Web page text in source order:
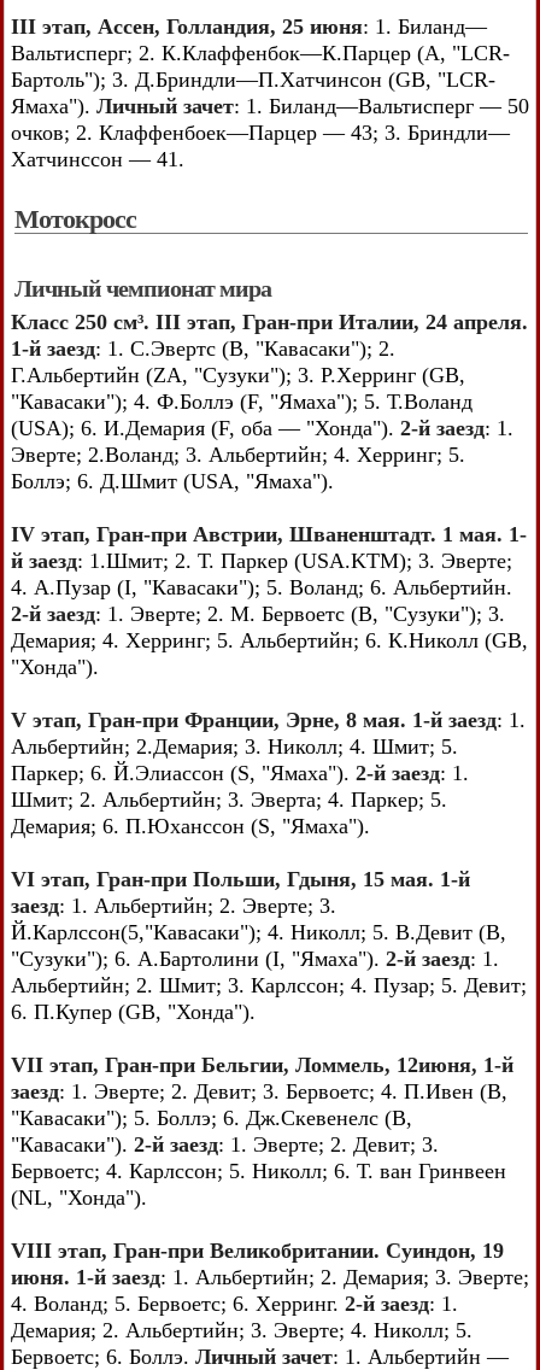
III этап, Ассен, Голландия, 25 июня: 1. Биланд—
Вальтисперг; 2. К.Клаффенбок—К.Парцер (А, "LCR-
Бартоль"); 3. Д.Бриндли—П.Хатчинсон (GB, "LCR-
Ямаха"). Личный зачет: 1. Биланд—Вальтисперг — 50
очков; 2. Клаффенбоек—Парцер — 43; 3. Бриндли—
Хатчинссон — 41.
Мотокросс
Личный чемпионат мира
Класс 250 см³. III этап, Гран-при Италии, 24 апреля.
1-й заезд: 1. С.Эвертс (В, "Кавасаки"); 2.
Г.Альбертийн (ZA, "Сузуки"); 3. Р.Херринг (GB,
"Кавасаки"); 4. Ф.Боллэ (F, "Ямаха"); 5. Т.Воланд
(USA); 6. И.Демария (F, оба — "Хонда"). 2-й заезд: 1.
Эверте; 2.Воланд; 3. Альбертийн; 4. Херринг; 5.
Боллэ; 6. Д.Шмит (USA, "Ямаха").
IV этап, Гран-при Австрии, Шваненштадт. 1 мая. 1-
й заезд: 1.Шмит; 2. Т. Паркер (USA.KTM); 3. Эверте;
4. А.Пузар (I, "Кавасаки"); 5. Воланд; 6. Альбертийн.
2-й заезд: 1. Эверте; 2. М. Бервоетс (В, "Сузуки"); 3.
Демария; 4. Херринг; 5. Альбертийн; 6. К.Николл (GB,
"Хонда").
V этап, Гран-при Франции, Эрне, 8 мая. 1-й заезд: 1.
Альбертийн; 2.Демария; 3. Николл; 4. Шмит; 5.
Паркер; 6. Й.Элиассон (S, "Ямаха"). 2-й заезд: 1.
Шмит; 2. Альбертийн; 3. Эверта; 4. Паркер; 5.
Демария; 6. П.Юханссон (S, "Ямаха").
VI этап, Гран-при Польши, Гдыня, 15 мая. 1-й
заезд: 1. Альбертийн; 2. Эверте; 3.
Й.Карлссон(5,"Кавасаки"); 4. Николл; 5. В.Девит (В,
"Сузуки"); 6. А.Бартолини (I, "Ямаха"). 2-й заезд: 1.
Альбертийн; 2. Шмит; 3. Карлссон; 4. Пузар; 5. Девит;
6. П.Купер (GB, "Хонда").
VII этап, Гран-при Бельгии, Ломмель, 12июня, 1-й
заезд: 1. Эверте; 2. Девит; 3. Бервоетс; 4. П.Ивен (В,
"Кавасаки"); 5. Боллэ; 6. Дж.Скевенелс (В,
"Кавасаки"). 2-й заезд: 1. Эверте; 2. Девит; 3.
Бервоетс; 4. Карлссон; 5. Николл; 6. Т. ван Гринвеен
(NL, "Хонда").
VIII этап, Гран-при Великобритании. Суиндон, 19
июня. 1-й заезд: 1. Альбертийн; 2. Демария; 3. Эверте;
4. Воланд; 5. Бервоетс; 6. Херринг. 2-й заезд: 1.
Демария; 2. Альбертийн; 3. Эверте; 4. Николл; 5.
Бервоетс; 6. Боллэ. Личный зачет: 1. Альбертийн —